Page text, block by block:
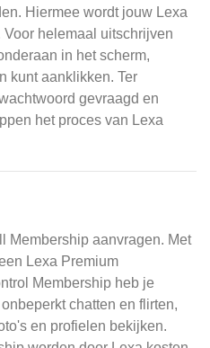
Hiermee wordt jouw Lexa
helemaal uitschrijven
in het scherm,
kunt aanklikken. Ter
gevraagd en
het proces van Lexa
Membership aanvragen. Met
Lexa Premium
Membership heb je
chatten en flirten,
en profielen bekijken.